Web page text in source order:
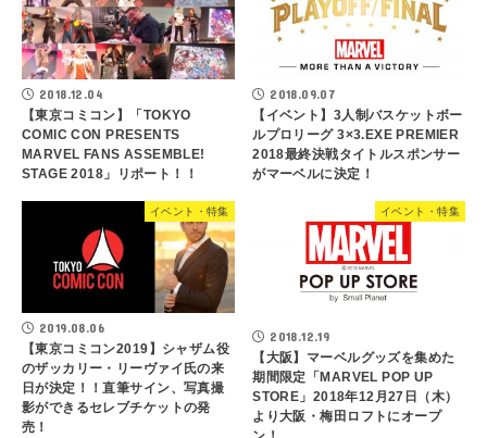
2018.12.04
【東京コミコン】「TOKYO
COMIC CON PRESENTS
MARVEL FANS ASSEMBLE!
STAGE 2018」リポート！！
2018.09.07
【イベント】3人制バスケットボー
ルプロリーグ 3×3.EXE PREMIER
2018最終決戦タイトルスポンサー
がマーベルに決定！
イベント・特集
2019.08.06
【東京コミコン2019】シャザム役
のザッカリー・リーヴァイ氏の来
日が決定！！直筆サイン、写真撮
影ができるセレブチケットの発
売！
イベント・特集
2018.12.19
【大阪】マーベルグッズを集めた
期間限定「MARVEL POP UP
STORE」2018年12月27日（木）
より大阪・梅田ロフトにオープ